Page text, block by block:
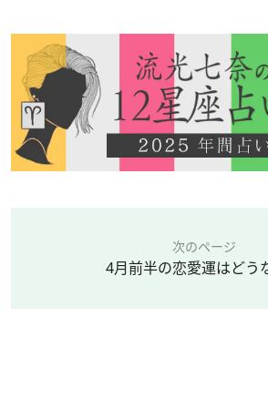
次のページ
4月前半の恋愛運はどう